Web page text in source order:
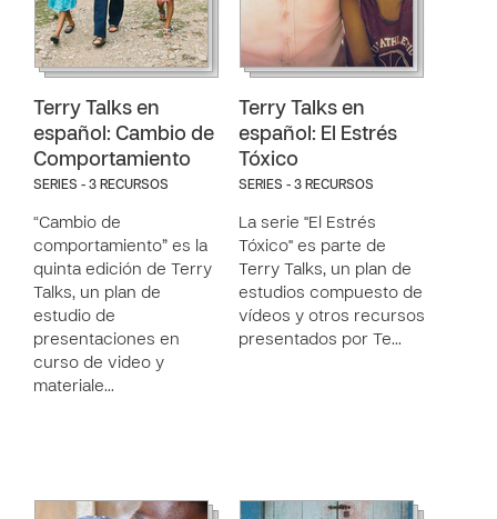
Terry Talks en
español: Cambio de
Comportamiento
SERIES - 3 RECURSOS
“Cambio de
comportamiento” es la
quinta edición de Terry
Talks, un plan de
estudio de
presentaciones en
curso de video y
materiale…
Terry Talks en
español: El Estrés
Tóxico
SERIES - 3 RECURSOS
La serie "El Estrés
Tóxico" es parte de
Terry Talks, un plan de
estudios compuesto de
vídeos y otros recursos
presentados por Te…